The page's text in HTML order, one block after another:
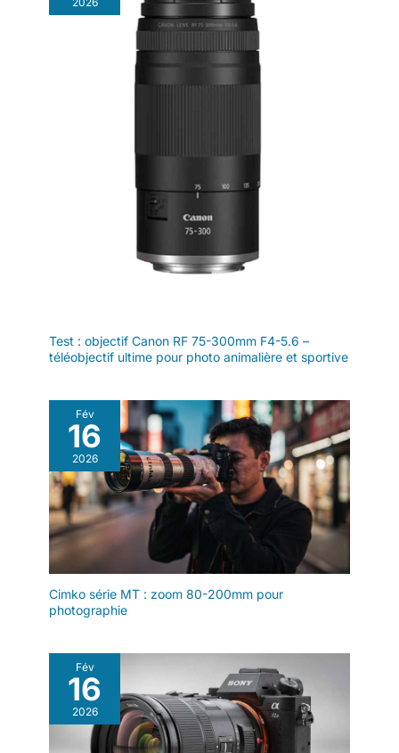
Test : objectif Canon RF 75-300mm F4-5.6 –
téléobjectif ultime pour photo animalière et sportive
Fév
16
2026
Cimko série MT : zoom 80-200mm pour
photographie
Fév
16
2026